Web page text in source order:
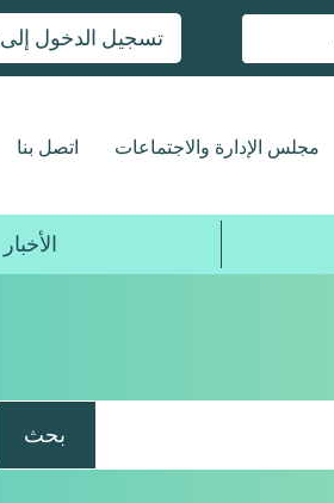
تسجيل الدخول إلى MyChart
مجلس الإدارة والاجتماعات اتصل بنا
الأخبار
بحث